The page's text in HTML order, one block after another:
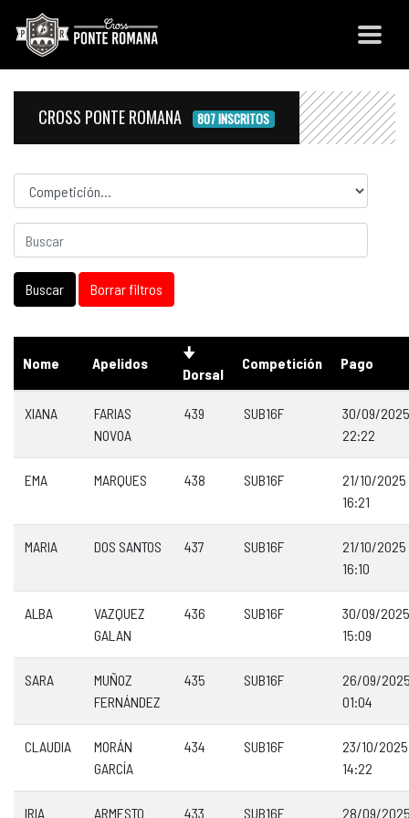
CROSS PONTE ROMANA 807 INSCRITOS
Competicion
Nome Apelidos
Dorsal
Competición Pago
XIANA
FARIAS
NOVOA
439 SUB16F
30/09/2025
22:22
EMA MARQUES 438 SUB16F
21/10/2025
16:21
MARIA DOS SANTOS 437 SUB16F
21/10/2025
16:10
ALBA
VAZQUEZ
GALAN
436 SUB16F
30/09/2025
15:09
SARA
MUÑOZ
FERNÁNDEZ
435 SUB16F
26/09/
01:04
CLAUDIA
MORÁN
GARCÍA
434 SUB16F
23/10/2025
14:22
IRIA ARMESTO 433 SUB16F 28/09/